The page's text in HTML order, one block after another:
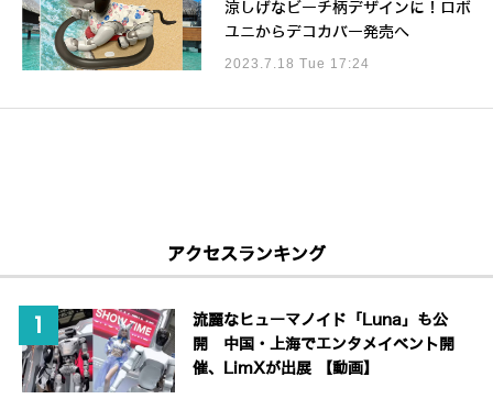
涼しげなビーチ柄デザインに！ロボ
ユニからデコカバー発売へ
2023.7.18 Tue 17:24
アクセスランキング
流麗なヒューマノイド「Luna」も公
開 中国・上海でエンタメイベント開
催、LimXが出展 【動画】